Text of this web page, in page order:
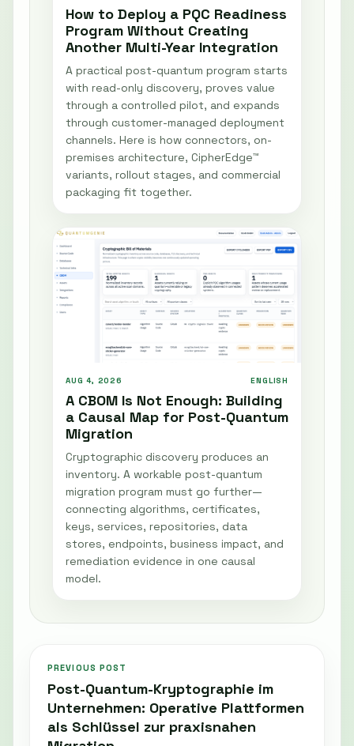
How to Deploy a PQC Readiness
Program Without Creating
Another Multi-Year Integration
A practical post-quantum program starts
with read-only discovery, proves value
through a controlled pilot, and expands
through customer-managed deployment
channels. Here is how connectors, on-
premises architecture, CipherEdge™
variants, rollout stages, and commercial
packaging fit together.
AUG 4, 2026 ENGLISH
A CBOM Is Not Enough: Building
a Causal Map for Post-Quantum
Migration
Cryptographic discovery produces an
inventory. A workable post-quantum
migration program must go further—
connecting algorithms, certificates,
keys, services, repositories, data
stores, endpoints, business impact, and
remediation evidence in one causal
model.
PREVIOUS POST
Post-Quantum-Kryptographie im
Unternehmen: Operative Plattformen
als Schlüssel zur praxisnahen